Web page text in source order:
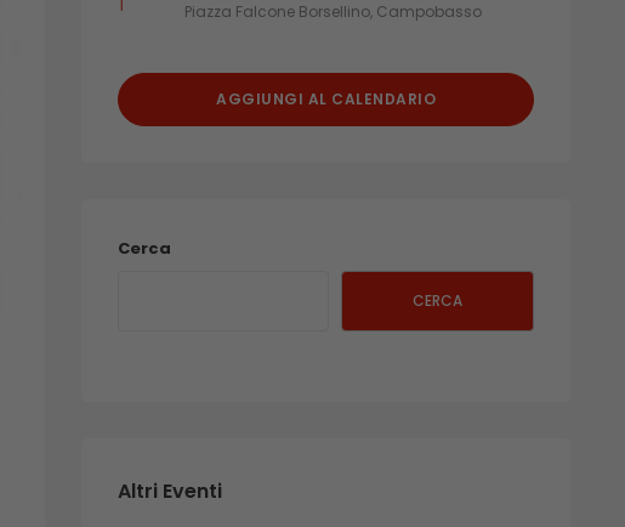
Piazza Falcone Borsellino, Campobasso
AGGIUNGI AL CALENDARIO
Cerca
CERCA
Altri Eventi